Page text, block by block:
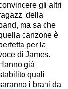
gli altri
della
band, ma sa che
canzone è
per la
di James.
Hanno già
quali
i brani da